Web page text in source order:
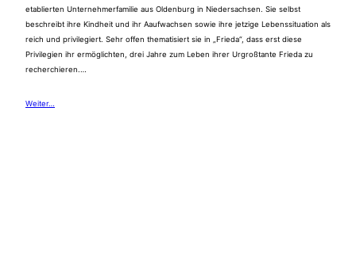
etablierten Unternehmerfamilie aus Oldenburg in Niedersachsen. Sie selbst
beschreibt ihre Kindheit und ihr Aaufwachsen sowie ihre jetzige Lebenssituation als
reich und privilegiert. Sehr offen thematisiert sie in „Frieda“, dass erst diese
Privilegien ihr ermöglichten, drei Jahre zum Leben ihrer Urgroßtante Frieda zu
recherchieren.…
Weiter…